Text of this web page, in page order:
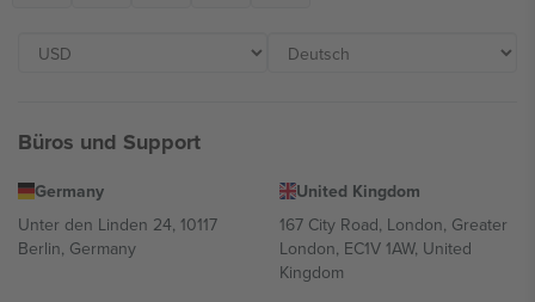
Büros und Support
Germany
Unter den Linden 24, 10117
Berlin, Germany
United Kingdom
167 City Road, London, Greater
London, EC1V 1AW, United
Kingdom